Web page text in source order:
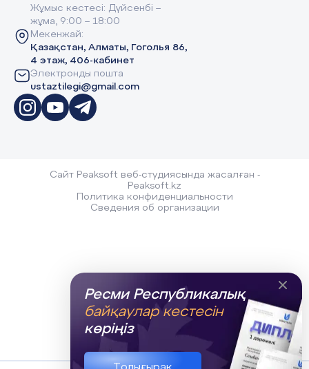
Ресми Республикалық
байқаулар кестесін
көріңіз
Жұмыс кестесі: Дүйсенбі –
жұма, 9:00 – 18:00
Мекенжай:
Қазақстан, Алматы, Гоголья 86,
4 этаж, 406-кабинет
Электронды пошта
ustaztilegi@gmail.com
Сайт Peaksoft веб-студиясында жасалған -
Peaksoft.kz
Политика конфиденциальности
Сведения об организации